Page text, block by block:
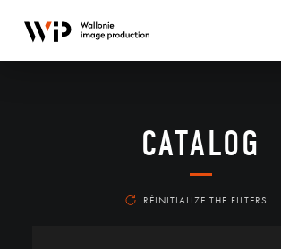
CATALOG
RÉINITIALIZE THE FILTERS